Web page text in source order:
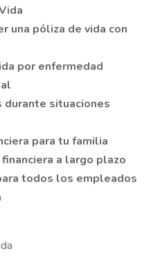
una póliza de vida con
por enfermedad
durante situaciones
para tu familia
a largo plazo
todos los empleados